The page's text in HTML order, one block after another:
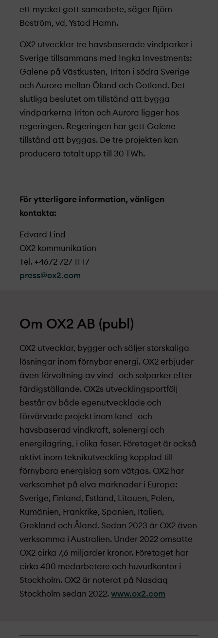
ett mycket gott samarbete, säger Björn
Boström, vd, Ystad Hamn.
OX2 utvecklar tre havsbaserade vindparker i
Sverige tillsammans med Ingka Investments:
Galene på Västkusten, Triton i södra Sverige
och Aurora mellan Öland och Gotland. Det
slutliga beslutet om tillstånd att bygga
vindparkerna Triton och Aurora ligger hos
regeringen. Regeringen har gett Galene
tillstånd att byggas. De tre projekt­en kan
producera totalt upp till 30 TWh.
För ytterligare information, vänligen
kontakta:
Edvard Lind
OX2 kommunikation
Tel. +4672 727 11 17
press@ox2.com
Om OX2 AB (publ)
OX2 utvecklar, bygger och säljer storskaliga
lösningar inom förnybar energi. OX2 erbjuder
även förvaltning av vind- och solparker efter
färdigställande. OX2s utvecklingsportfölj
består av både egenutvecklade och
förvärvade projekt­ inom land- och
havsbaserad vindkraft, solenergi och
energilagring, i olika faser. Företaget är också
aktivt inom teknikutveckling kopplad till
förnybara energislag som vätgas. OX2 har
verksamhet på elva marknader i Europa:
Sverige, Finland, Estland, Litauen, Polen,
Rumänien, Frankrike, Spanien, Italien,
Grekland och Åland. Sedan 2023 är OX2 även
verksamma i Australien. Under 2022 omsatte
OX2 cirka 7,6 miljarder kronor. Företaget har
cirka 400 medarbetare och huvudkontor i
Stockholm. OX2 är noterat på Nasdaq
Stockholm sedan 2022. www.ox2.com